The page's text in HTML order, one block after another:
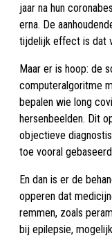
jaar na hun
erna. De
tijdelijk effect is dat
Maar er is hoop: de
computeralgoritme
bepalen wie long
hersenbeelden. Dit
objectieve
toe vooral
En dan is er de
opperen dat
remmen, zoals
bij epilepsie,